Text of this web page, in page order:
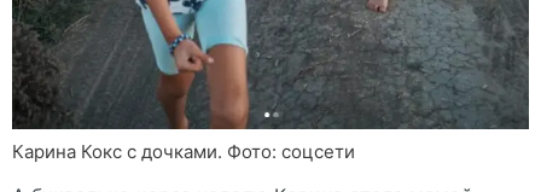
Карина Кокс с дочками. Фото: соцсети